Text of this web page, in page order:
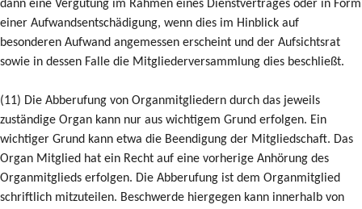
dann eine Vergütung im Rahmen eines Dienstvertrages oder in Form
einer Aufwandsentschädigung, wenn dies im Hinblick auf
besonderen Aufwand angemessen erscheint und der Aufsichtsrat
sowie in dessen Falle die Mitgliederversammlung dies beschließt.
(11) Die Abberufung von Organmitgliedern durch das jeweils
zuständige Organ kann nur aus wichtigem Grund erfolgen. Ein
wichtiger Grund kann etwa die Beendigung der Mitgliedschaft. Das
Organ Mitglied hat ein Recht auf eine vorherige Anhörung des
Organmitglieds erfolgen. Die Abberufung ist dem Organmitglied
schriftlich mitzuteilen. Beschwerde hiergegen kann innerhalb von